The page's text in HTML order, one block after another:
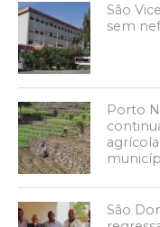
São
sem
Porto
São